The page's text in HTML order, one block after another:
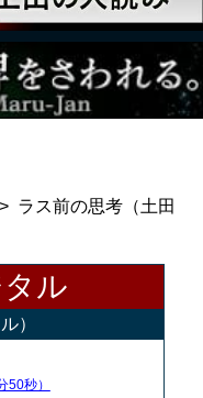
ラス前の思考（土田
ル
）
50秒）